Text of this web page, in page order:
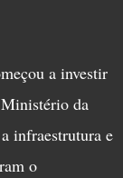
a investir
da
infraestrutura e
o